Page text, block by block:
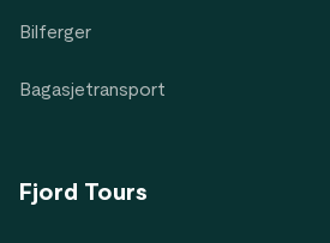
Bilferger
Bagasjetransport
Fjord Tours